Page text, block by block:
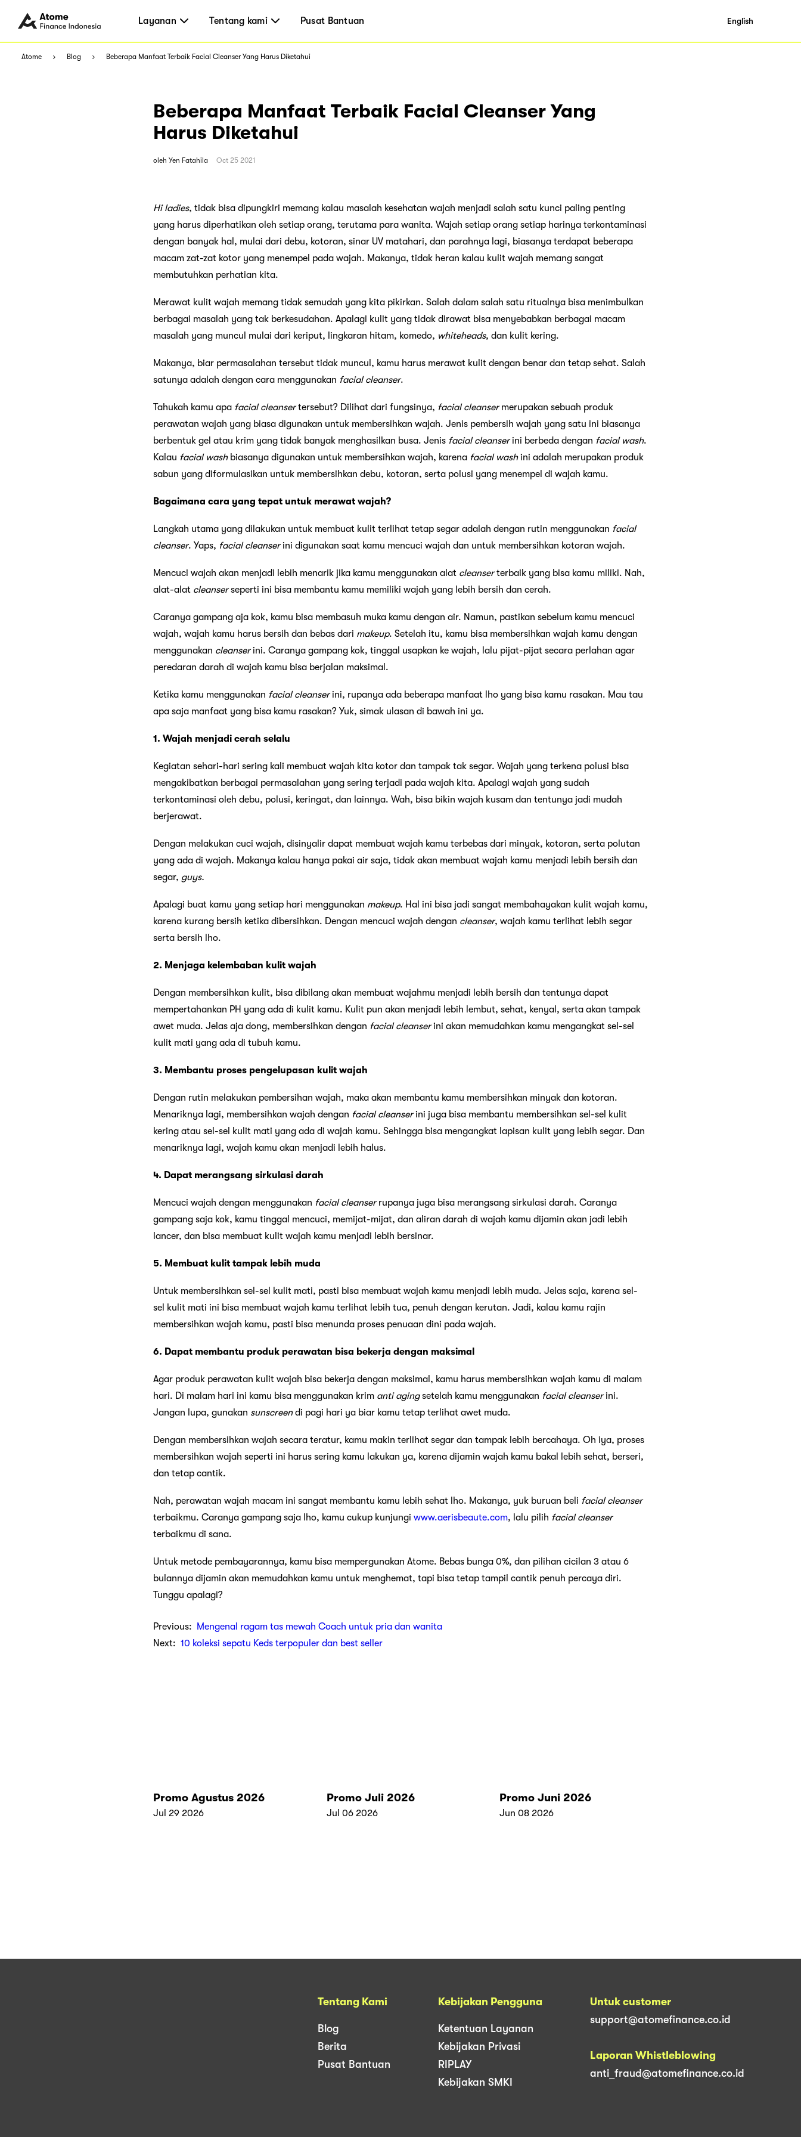
Layanan Tentang kami Pusat Bantuan English
Atome Blog Beberapa Manfaat Terbaik Facial Cleanser Yang Harus Diketahui
Beberapa Manfaat Terbaik Facial Cleanser Yang
Harus Diketahui
oleh Yen Fatahila Oct 25 2021
Hi ladies, tidak bisa dipungkiri memang kalau masalah kesehatan wajah menjadi salah satu kunci paling penting
yang harus diperhatikan oleh setiap orang, terutama para wanita. Wajah setiap orang setiap harinya terkontaminasi
dengan banyak hal, mulai dari debu, kotoran, sinar UV matahari, dan parahnya lagi, biasanya terdapat beberapa
macam zat-zat kotor yang menempel pada wajah. Makanya, tidak heran kalau kulit wajah memang sangat
membutuhkan perhatian kita.
Merawat kulit wajah memang tidak semudah yang kita pikirkan. Salah dalam salah satu ritualnya bisa menimbulkan
berbagai masalah yang tak berkesudahan. Apalagi kulit yang tidak dirawat bisa menyebabkan berbagai macam
masalah yang muncul mulai dari keriput, lingkaran hitam, komedo, whiteheads, dan kulit kering.
Makanya, biar permasalahan tersebut tidak muncul, kamu harus merawat kulit dengan benar dan tetap sehat. Salah
satunya adalah dengan cara menggunakan facial cleanser.
Tahukah kamu apa facial cleansertersebut? Dilihat dari fungsinya, facial cleansermerupakan sebuah produk
perawatan wajah yang biasa digunakan untuk membersihkan wajah. Jenis pembersih wajah yang satu ini biasanya
berbentuk gel atau krim yang tidak banyak menghasilkan busa. Jenis facial cleanserini berbeda dengan facial wash.
Kalau facial wash biasanya digunakan untuk membersihkan wajah, karena facial washini adalah merupakan produk
sabun yang diformulasikan untuk membersihkan debu, kotoran, serta polusi yang menempel di wajah kamu.
Bagaimana cara yang tepat untuk merawat wajah?
Langkah utama yang dilakukan untuk membuat kulit terlihat tetap segar adalah dengan rutin menggunakan facial
cleanser. Yaps, facial cleanserini digunakan saat kamu mencuci wajah dan untuk membersihkan kotoran wajah.
Mencuci wajah akan menjadi lebih menarik jika kamu menggunakan alat cleanserterbaik yang bisa kamu miliki. Nah,
alat-alat cleanserseperti ini bisa membantu kamu memiliki wajah yang lebih bersih dan cerah.
Caranya gampang aja kok, kamu bisa membasuh muka kamu dengan air. Namun, pastikan sebelum kamu mencuci
wajah, wajah kamu harus bersih dan bebas dari makeup. Setelah itu, kamu bisa membersihkan wajah kamu dengan
menggunakan cleanserini. Caranya gampang kok, tinggal usapkan ke wajah, lalu pijat-pijat secara perlahan agar
peredaran darah di wajah kamu bisa berjalan maksimal.
Ketika kamu menggunakan facial cleanserini, rupanya ada beberapa manfaat lho yang bisa kamu rasakan. Mau tau
apa saja manfaat yang bisa kamu rasakan? Yuk, simak ulasan di bawah ini ya.
1. Wajah menjadi cerah selalu
Kegiatan sehari-hari sering kali membuat wajah kita kotor dan tampak tak segar. Wajah yang terkena polusi bisa
mengakibatkan berbagai permasalahan yang sering terjadi pada wajah kita. Apalagi wajah yang sudah
terkontaminasi oleh debu, polusi, keringat, dan lainnya. Wah, bisa bikin wajah kusam dan tentunya jadi mudah
berjerawat.
Dengan melakukan cuci wajah, disinyalir dapat membuat wajah kamu terbebas dari minyak, kotoran, serta polutan
yang ada di wajah. Makanya kalau hanya pakai air saja, tidak akan membuat wajah kamu menjadi lebih bersih dan
segar, guys.
Apalagi buat kamu yang setiap hari menggunakan makeup. Hal ini bisa jadi sangat membahayakan kulit wajah kamu,
karena kurang bersih ketika dibersihkan. Dengan mencuci wajah dengan cleanser, wajah kamu terlihat lebih segar
serta bersih lho.
2. Menjaga kelembaban kulit wajah
Dengan membersihkan kulit, bisa dibilang akan membuat wajahmu menjadi lebih bersih dan tentunya dapat
mempertahankan PH yang ada di kulit kamu. Kulit pun akan menjadi lebih lembut, sehat, kenyal, serta akan tampak
awet muda. Jelas aja dong, membersihkan dengan facial cleanserini akan memudahkan kamu mengangkat sel-sel
kulit mati yang ada di tubuh kamu.
3. Membantu proses pengelupasan kulit wajah
Dengan rutin melakukan pembersihan wajah, maka akan membantu kamu membersihkan minyak dan kotoran.
Menariknya lagi, membersihkan wajah dengan facial cleanserini juga bisa membantu membersihkan sel-sel kulit
kering atau sel-sel kulit mati yang ada di wajah kamu. Sehingga bisa mengangkat lapisan kulit yang lebih segar. Dan
menariknya lagi, wajah kamu akan menjadi lebih halus.
4. Dapat merangsang sirkulasi darah
Mencuci wajah dengan menggunakan facial cleanserrupanya juga bisa merangsang sirkulasi darah. Caranya
gampang saja kok, kamu tinggal mencuci, memijat-mijat, dan aliran darah di wajah kamu dijamin akan jadi lebih
lancer, dan bisa membuat kulit wajah kamu menjadi lebih bersinar.
5. Membuat kulit tampak lebih muda
Untuk membersihkan sel-sel kulit mati, pasti bisa membuat wajah kamu menjadi lebih muda. Jelas saja, karena sel-
sel kulit mati ini bisa membuat wajah kamu terlihat lebih tua, penuh dengan kerutan. Jadi, kalau kamu rajin
membersihkan wajah kamu, pasti bisa menunda proses penuaan dini pada wajah.
6. Dapat membantu produk perawatan bisa bekerja dengan maksimal
Agar produk perawatan kulit wajah bisa bekerja dengan maksimal, kamu harus membersihkan wajah kamu di malam
hari. Di malam hari ini kamu bisa menggunakan krim anti agingsetelah kamu menggunakan facial cleanserini.
Jangan lupa, gunakan sunscreendi pagi hari ya biar kamu tetap terlihat awet muda.
Dengan membersihkan wajah secara teratur, kamu makin terlihat segar dan tampak lebih bercahaya. Oh iya, proses
membersihkan wajah seperti ini harus sering kamu lakukan ya, karena dijamin wajah kamu bakal lebih sehat, berseri,
dan tetap cantik.
Nah, perawatan wajah macam ini sangat membantu kamu lebih sehat lho. Makanya, yuk buruan beli facial cleanser
terbaikmu. Caranya gampang saja lho, kamu cukup kunjungi www.aerisbeaute.com, lalu pilih facial cleanser
terbaikmu di sana.
Untuk metode pembayarannya, kamu bisa mempergunakan Atome. Bebas bunga 0%, dan pilihan cicilan 3 atau 6
bulannya dijamin akan memudahkan kamu untuk menghemat, tapi bisa tetap tampil cantik penuh percaya diri.
Tunggu apalagi?
Previous:
Mengenal ragam tas mewah Coach untuk pria dan wanita
Next: 10 koleksi sepatu Keds terpopuler dan best seller
Promo Agustus 2026
Jul 29 2026
Promo Juli 2026
Jul 06 2026
Promo Juni 2026
Jun 08 2026
Tentang Kami
Blog
Berita
Pusat Bantuan
Kebijakan Pengguna
Ketentuan Layanan
Kebijakan Privasi
RIPLAY
Kebijakan SMKI
Untuk customer
support@atomefinance.co.id
Laporan Whistleblowing
anti_fraud@atomefinance.co.id